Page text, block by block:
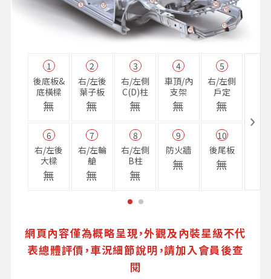
1
後底板&
底橫樑
無
2
右/左後
葉子板
無
3
右/左側
C(D)柱
無
4
車頂/內
支架
無
5
右/左側
戶定
無
6
右/左後
大樑
無
7
右/左輪
艙
無
8
右/左側
B柱
無
9
防火牆
無
10
後尾板
無
網頁內容僅為概略呈現，外觀及內裝星級不代
表總體評價，車況細節說明，請加入會員後查
閱